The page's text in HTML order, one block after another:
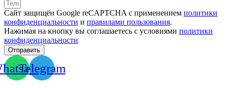
Сайт защищён Google reCAPTCHA с применением политики
конфиденциальности и правилами пользования.
Нажимая на кнопку вы соглашаетесь с условиями политики
конфиденциальности
Отправить
Telegram